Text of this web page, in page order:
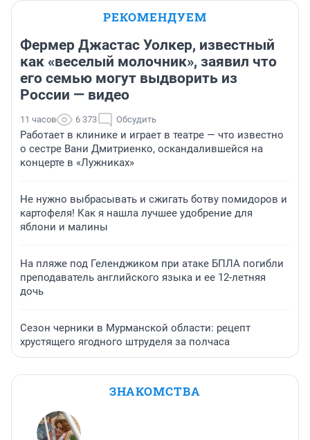
РЕКОМЕНДУЕМ
Фермер Джастас Уолкер, известный
как «веселый молочник», заявил что
его семью могут выдворить из
России — видео
11 часов 6 373 Обсудить
Работает в клинике и играет в театре — что известно
о сестре Вани Дмитриенко, оскандалившейся на
концерте в «Лужниках»
Не нужно выбрасывать и сжигать ботву помидоров и
картофеля! Как я нашла лучшее удобрение для
яблони и малины
На пляже под Геленджиком при атаке БПЛА погибли
преподаватель английского языка и ее 12-летняя
дочь
Сезон черники в Мурманской области: рецепт
хрустящего ягодного штруделя за полчаса
ЗНАКОМСТВА